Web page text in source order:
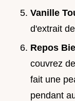
Vanille
d'extrait
Repos
couvrez
fait une
pendant